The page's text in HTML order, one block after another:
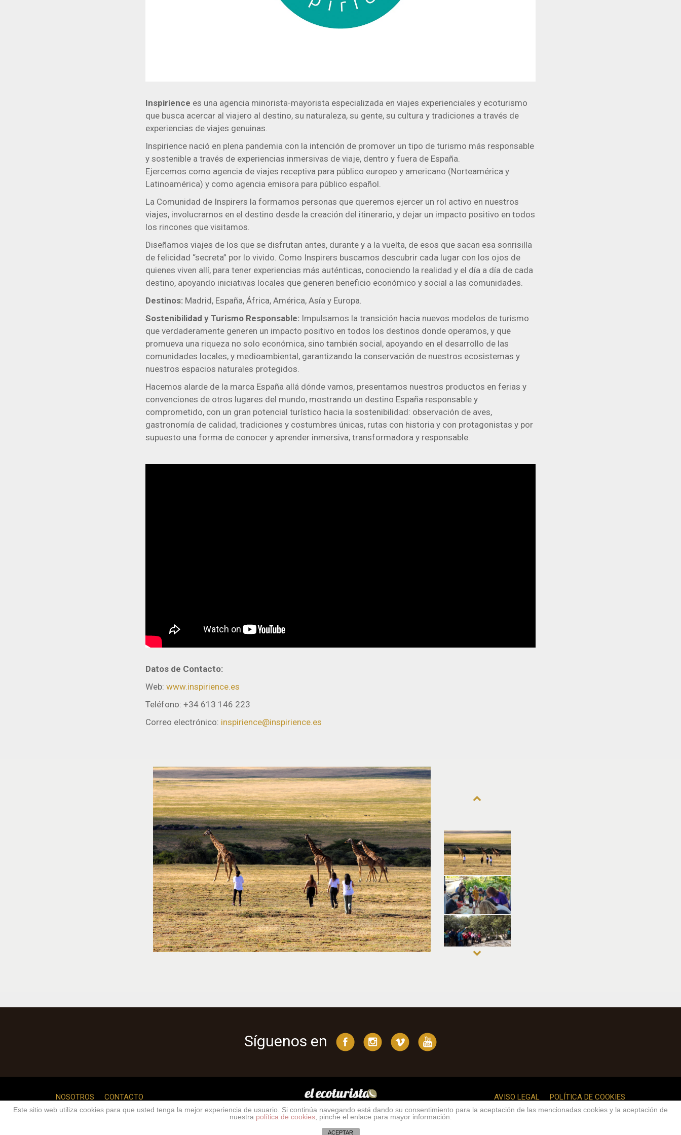
Inspirience es una agencia minorista-mayorista especializada en viajes experienciales y ecoturismo
que busca acercar al viajero al destino, su naturaleza, su gente, su cultura y tradiciones a través de
experiencias de viajes genuinas.
Inspirience nació en plena pandemia con la intención de promover un tipo de turismo más responsable
y sostenible a través de experiencias inmersivas de viaje, dentro y fuera de España.
Ejercemos como agencia de viajes receptiva para público europeo y americano (Norteamérica y
Latinoamérica) y como agencia emisora para público español.
La Comunidad de Inspirers la formamos personas que queremos ejercer un rol activo en nuestros
viajes, involucrarnos en el destino desde la creación del itinerario, y dejar un impacto positivo en todos
los rincones que visitamos.
Diseñamos viajes de los que se disfrutan antes, durante y a la vuelta, de esos que sacan esa sonrisilla
de felicidad “secreta” por lo vivido. Como Inspirers buscamos descubrir cada lugar con los ojos de
quienes viven allí, para tener experiencias más auténticas, conociendo la realidad y el día a día de cada
destino, apoyando iniciativas locales que generen beneficio económico y social a las comunidades.
Destinos: Madrid, España, África, América, Asía y Europa.
Sostenibilidad y Turismo Responsable: Impulsamos la transición hacia nuevos modelos de turismo
que verdaderamente generen un impacto positivo en todos los destinos donde operamos, y que
promueva una riqueza no solo económica, sino también social, apoyando en el desarrollo de las
comunidades locales, y medioambiental, garantizando la conservación de nuestros ecosistemas y
nuestros espacios naturales protegidos.
Hacemos alarde de la marca España allá dónde vamos, presentamos nuestros productos en ferias y
convenciones de otros lugares del mundo, mostrando un destino España responsable y
comprometido, con un gran potencial turístico hacia la sostenibilidad: observación de aves,
gastronomía de calidad, tradiciones y costumbres únicas, rutas con historia y con protagonistas y por
supuesto una forma de conocer y aprender inmersiva, transformadora y responsable.
Datos de Contacto:
Web: www.inspirience.es
Teléfono: +34 613 146 223
Correo electrónico: inspirience@inspirience.es
Síguenos en
NOSOTROS CONTACTO AVISO LEGAL POLÍTICA DE COOKIES
Copyright © 2026 https://elecoturista.com Todos los derechos reservados.
Este sitio web utiliza cookies para que usted tenga la mejor experiencia de usuario. Si continúa navegando está dando su consentimiento para la aceptación de las mencionadas cookies y la aceptación de
nuestra política de cookies, pinche el enlace para mayor información.
ACEPTAR